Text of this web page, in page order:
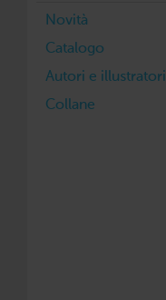
Novità
Catalogo
Autori e illustratori
Collane